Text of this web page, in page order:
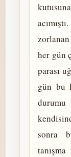
her gün
parası
gün bu
sonra